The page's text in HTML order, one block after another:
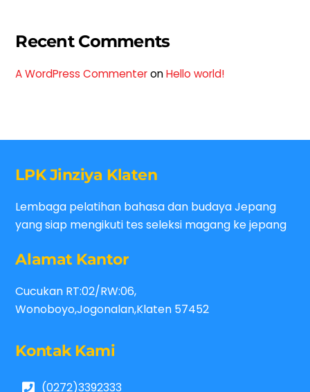
Recent Comments
A WordPress CommenteronHello world!
LPK Jinziya Klaten
Lembaga pelatihan bahasa dan budaya Jepang
yang siap mengikuti tes seleksi magang ke jepang
Alamat Kantor
Cucukan RT:02/RW:06,
Wonoboyo,Jogonalan,Klaten 57452
Kontak Kami
(0272)3392333